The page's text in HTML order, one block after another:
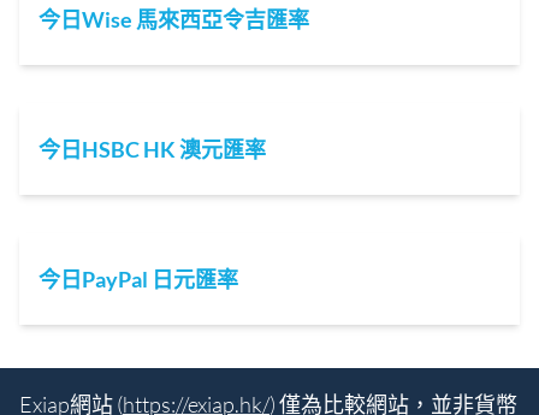
今日Wise 馬來西亞令吉匯率
今日HSBC HK 澳元匯率
今日PayPal 日元匯率
Exiap網站 (https://exiap.hk/) 僅為比較網站，並非貨幣